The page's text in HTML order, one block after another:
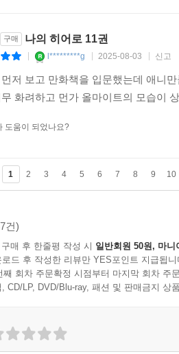
구매 나의 히어로 11권
l*********g 2025-08-03 신고
저 보고 만화책을 입문했는데 애니
화려하고 먼가 올마이트의 모습이
도움이 되었나요?
1 2 3 4 5 6 7 8 9 10
건)
매 후 한줄평 작성 시 일반회원 50원, 마니
드 후 작성한 리뷰만 YES포인트 지급됩니
째 회차 주문확정 시점부터 마지막 회차 주
CD/LP, DVD/Blu-ray, 패션 및 판매금지 상